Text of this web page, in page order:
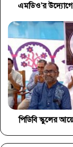
এমডিও’র উদ্যোগে
পিডিবি স্কুলের